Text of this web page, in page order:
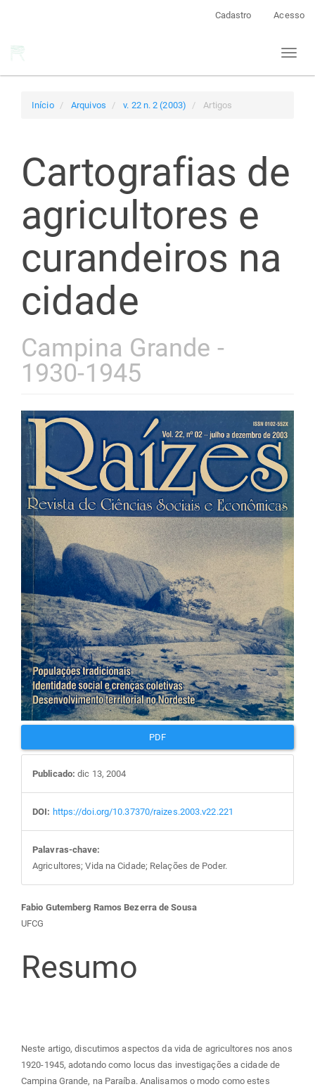
Cadastro Acesso
Toggle
Início Arquivos v. 22 n. 2 (2003) Artigos
Cartografias de
agricultores e
curandeiros na
cidade
Campina Grande -
1930-1945
Barra
lateral
de
artigos
PDF
Publicado: dic 13, 2004
DOI: https://doi.org/10.37370/raizes.2003.v22.221
Palavras-chave:
Agricultores; Vida na Cidade; Relações de Poder.
Conteúdo
do
artigo
Fabio Gutemberg Ramos Bezerra de Sousa
UFCG
Resumo
Neste artigo, discutimos aspectos da vida de agricultores nos anos
1920-1945, adotando como locus das investigações a cidade de
Campina Grande, na Paraíba. Analisamos o modo como estes